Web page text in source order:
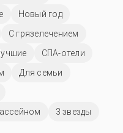
Новый год
С грязелечением
СПА-отели
Для семьи
3 звезды